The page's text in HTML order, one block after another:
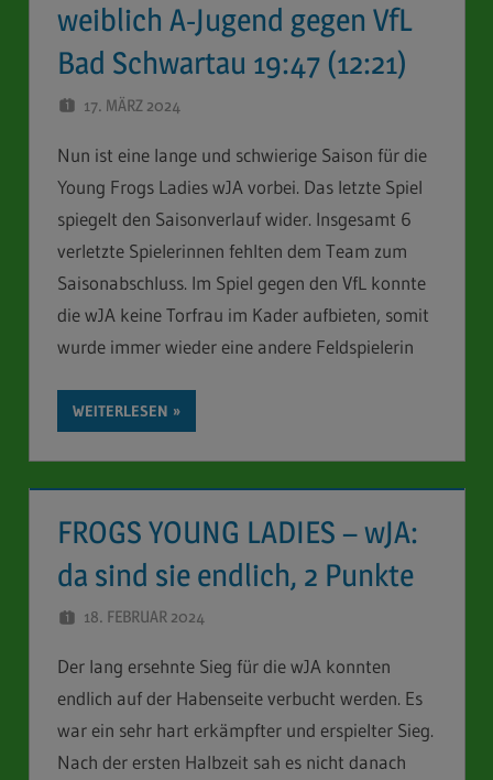
weiblich A-Jugend gegen VfL
Bad Schwartau 19:47 (12:21)
17. MÄRZ 2024
Nun ist eine lange und schwierige Saison für die
Young Frogs Ladies wJA vorbei. Das letzte Spiel
spiegelt den Saisonverlauf wider. Insgesamt 6
verletzte Spielerinnen fehlten dem Team zum
Saisonabschluss. Im Spiel gegen den VfL konnte
die wJA keine Torfrau im Kader aufbieten, somit
wurde immer wieder eine andere Feldspielerin
WEITERLESEN
FROGS YOUNG LADIES – wJA:
da sind sie endlich, 2 Punkte
18. FEBRUAR 2024
Der lang ersehnte Sieg für die wJA konnten
endlich auf der Habenseite verbucht werden. Es
war ein sehr hart erkämpfter und erspielter Sieg.
Nach der ersten Halbzeit sah es nicht danach